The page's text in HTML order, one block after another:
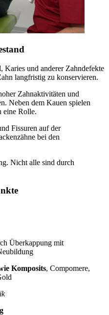
Karies und anderer Zahndefekte
langfristig zu konservieren.
Zahnaktivitäten und
Neben dem Kauen spielen
eine Rolle.
Fissuren auf der
bei den
Nicht alle sind durch
Überkappung mit
Komposits, Compomere,